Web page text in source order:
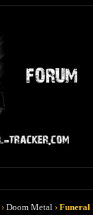
›Doom Metal ›Funeral